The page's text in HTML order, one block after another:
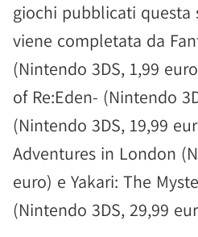
giochi pubblicati questa
viene completata da
(Nintendo 3DS, 1,99
of Re:Eden- (Nintendo
(Nintendo 3DS, 19,99
Adventures in London
euro) e Yakari: The
(Nintendo 3DS, 29,99